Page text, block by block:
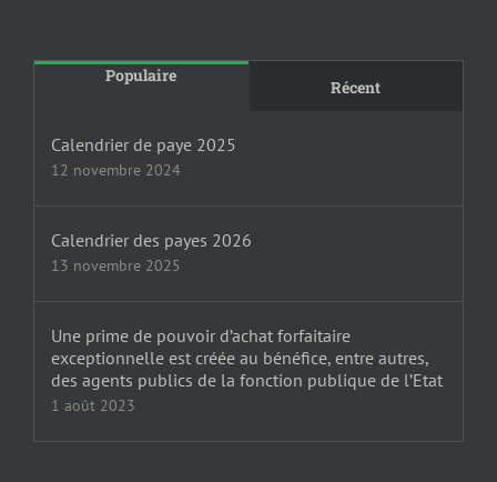
Populaire
Récent
Calendrier de paye 2025
12 novembre 2024
Calendrier des payes 2026
13 novembre 2025
Une prime de pouvoir d’achat forfaitaire
exceptionnelle est créée au bénéfice, entre autres,
des agents publics de la fonction publique de l’Etat
1 août 2023